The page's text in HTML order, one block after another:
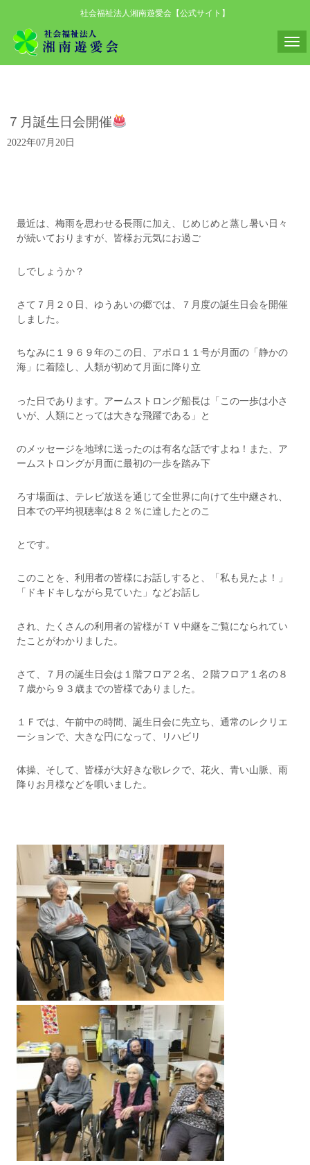
社会福祉法人湘南遊愛会【公式サイト】
N
a
７月誕生日会開催
2022年07月20日
最近は、梅雨を思わせる長雨に加え、じめじめと蒸し暑い日々
が続いておりますが、皆様お元気にお過ご
しでしょうか？
さて７月２０日、ゆうあいの郷では、７月度の誕生日会を開催
しました。
ちなみに１９６９年のこの日、アポロ１１号が月面の「静かの
海」に着陸し、人類が初めて月面に降り立
った日であります。アームストロング船長は「この一歩は小さ
いが、人類にとっては大きな飛躍である」と
のメッセージを地球に送ったのは有名な話ですよね！また、ア
ームストロングが月面に最初の一歩を踏み下
ろす場面は、テレビ放送を通じて全世界に向けて生中継され、
日本での平均視聴率は８２％に達したとのこ
とです。
このことを、利用者の皆様にお話しすると、「私も見たよ！」
「ドキドキしながら見ていた」などお話し
され、たくさんの利用者の皆様がＴＶ中継をご覧になられてい
たことがわかりました。
さて、７月の誕生日会は１階フロア２名、２階フロア１名の８
７歳から９３歳までの皆様でありました。
１Ｆでは、午前中の時間、誕生日会に先立ち、通常のレクリエ
ーションで、大きな円になって、リハビリ
体操、そして、皆様が大好きな歌レクで、花火、青い山脈、雨
降りお月様などを唄いました。